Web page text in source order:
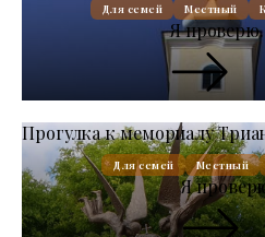
Для семей Местный
Я проверю.
Прогулка к мемориалу
Для семей Местный
Я